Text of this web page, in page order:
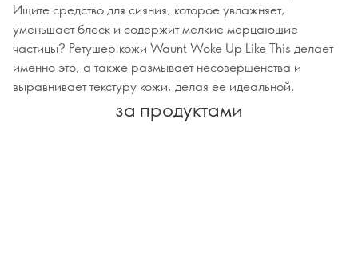
Ищите средство для сияния, которое увлажняет,
уменьшает блеск и содержит мелкие мерцающие
частицы? Ретушер кожи Waunt Woke Up Like This делает
именно это, а также размывает несовершенства и
выравнивает текстуру кожи, делая ее идеальной.
за продуктами